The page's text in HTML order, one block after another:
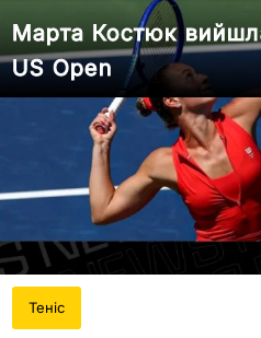
Марта Костюк
US Open
Теніс